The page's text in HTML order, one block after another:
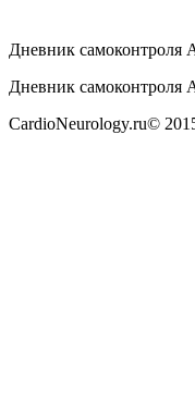
Дневник
Дневник
2015-
CardioNeurology.ru©